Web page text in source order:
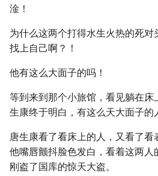
淦！
为什么这两个打得水生火热的死
找上自己啊？！
他有这么大面子的吗！
等到来到那个小旅馆，看见躺在
生康终于明白，有这么天大面子的
唐生康看了看床上的人，又看了看
他嘴唇颤抖脸色发白，看着这两人
刚盗了国库的惊天大盗。